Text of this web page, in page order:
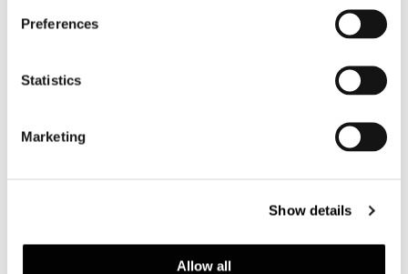
Preferences
Statistics
Marketing
Show details
Allow all
SOFA LOW CM 174